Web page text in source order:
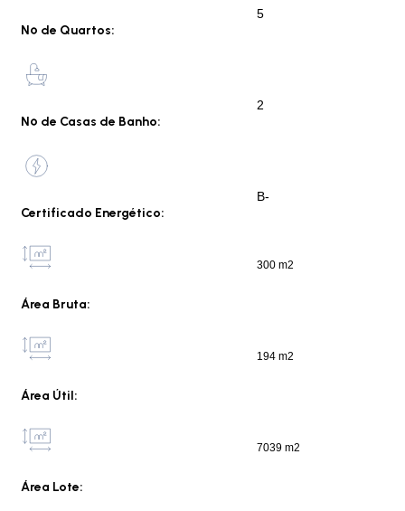
Nº de Quartos:
5
Nº de Casas de Banho:
2
Certificado Energético:
B-
Área Bruta:
300 m2
Área Útil:
194 m2
Área Lote:
7039 m2